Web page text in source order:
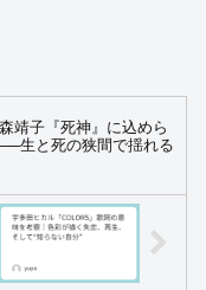
靖子『死神』に込めら
生と死の狭間で揺れる